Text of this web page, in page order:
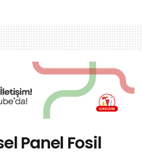
Panel Fosil